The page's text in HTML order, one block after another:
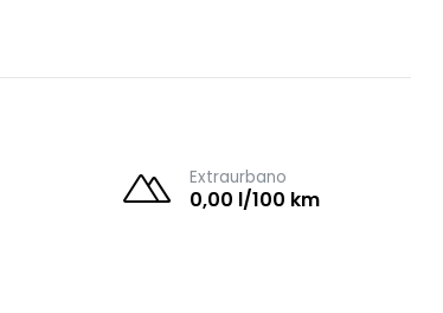
Extraurbano
0,00 l/100 km